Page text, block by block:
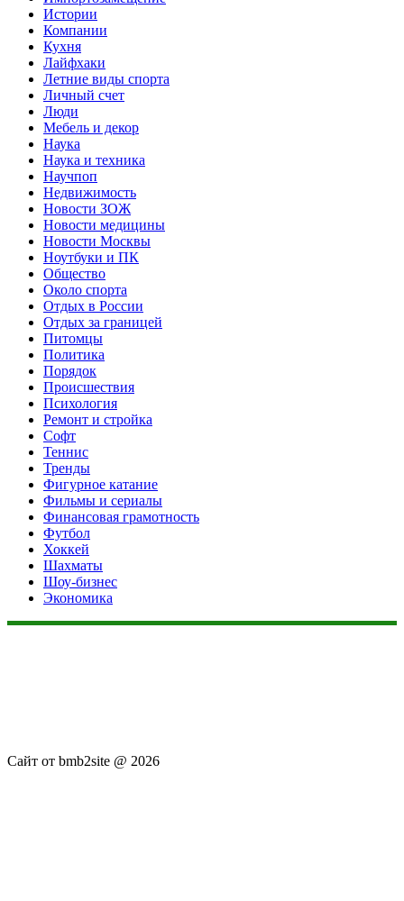
Истории
Компании
Кухня
Лайфхаки
Летние виды спорта
Личный счет
Люди
Мебель и декор
Наука
Наука и техника
Научпоп
Недвижимость
Новости ЗОЖ
Новости медицины
Новости Москвы
Ноутбуки и ПК
Общество
Около спорта
Отдых в России
Отдых за границей
Питомцы
Политика
Порядок
Происшествия
Психология
Ремонт и стройка
Софт
Теннис
Тренды
Фигурное катание
Фильмы и сериалы
Финансовая грамотность
Футбол
Хоккей
Шахматы
Шоу-бизнес
Экономика
Сайт от bmb2site @ 2026